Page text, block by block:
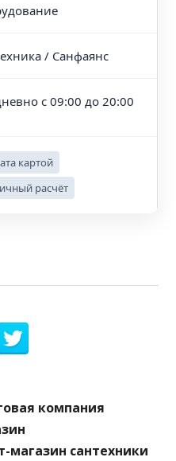
/ Санфаянс
с 09:00 до 20:00
картой
расчёт
компания
магазин сантехники